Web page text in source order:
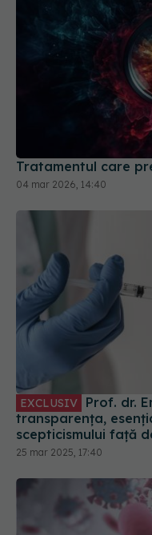
Tratamentul care
04 mar 2026, 14:40
EXCLUSIV
transparența,
scepticismului față
25 mar 2025, 17:40